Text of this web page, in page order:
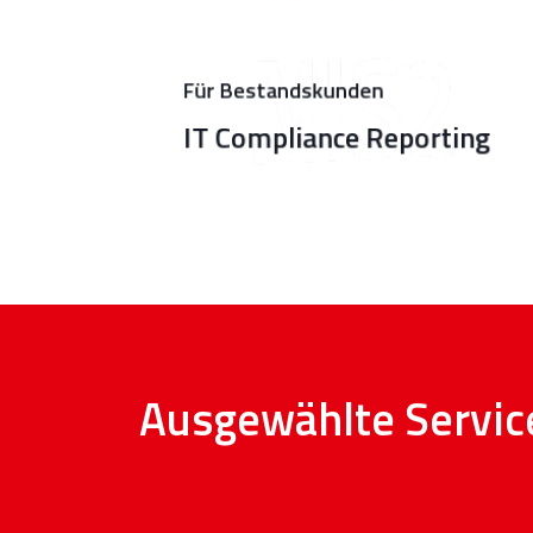
Für Bestandskunden
IT Compliance Reporting
Team-Entlastung
Ausgewählte